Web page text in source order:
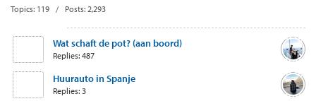
Topics: 119 / Posts: 2,293
Wat schaft de pot? (aan boord)
Replies: 487
Huurauto in Spanje
Replies: 3